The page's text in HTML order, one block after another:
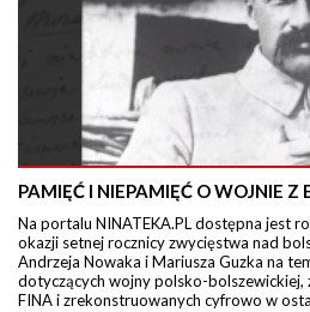
PAMIĘĆ I NIEPAMIĘĆ O WOJNIE Z
Na portalu NINATEKA.PL dostępna jest
okazji setnej rocznicy zwycięstwa nad
Andrzeja Nowaka i Mariusza Guzka na
dotyczących wojny polsko-bolszewickiej,
FINA i zrekonstruowanych cyfrowo w